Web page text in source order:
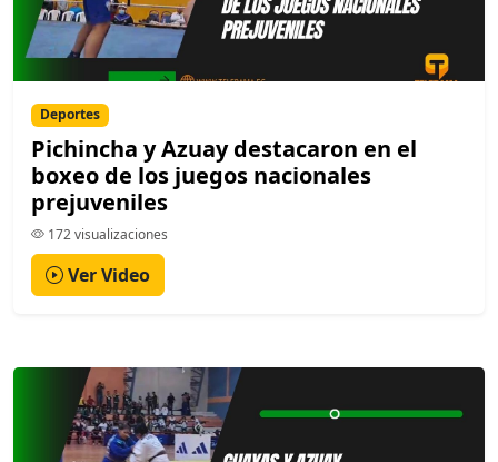
Deportes
Pichincha y Azuay destacaron en el
boxeo de los juegos nacionales
prejuveniles
172 visualizaciones
Ver Video